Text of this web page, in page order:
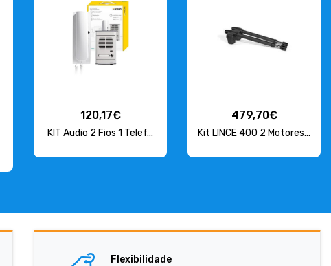
120,17€
KIT Audio 2 Fios 1 Telef...
479,70€
Kit LINCE 400 2 Motores...
Flexibilidade